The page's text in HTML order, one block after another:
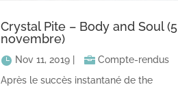
Crystal Pite – Body and Soul (5
novembre)
Nov 11, 2019
Compte-rendus
Après le succès instantané de the